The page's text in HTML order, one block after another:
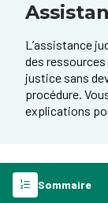
L’assistance
des ressources
justice sans
procédure.
explications
Sommaire